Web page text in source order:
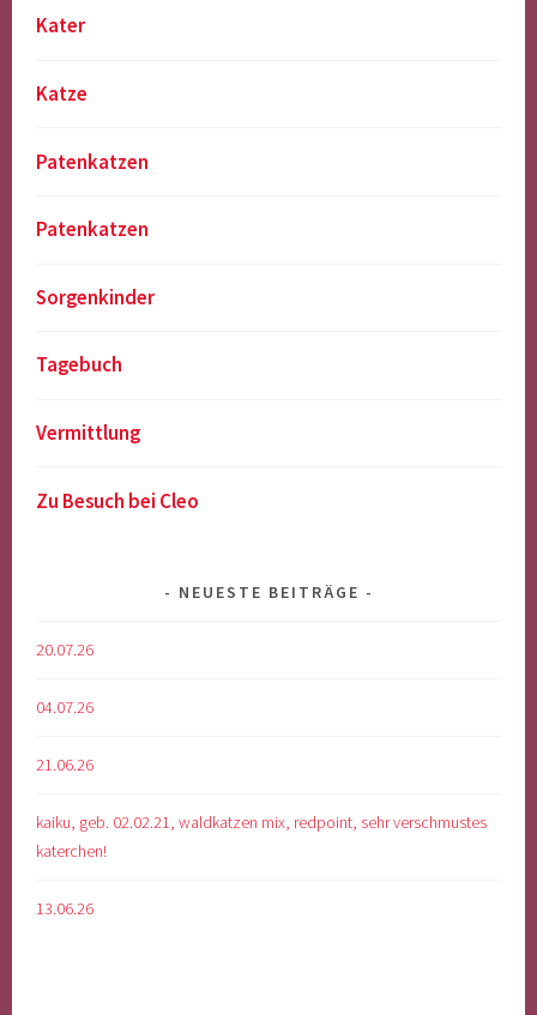
Kater
Katze
Patenkatzen
Patenkatzen
Sorgenkinder
Tagebuch
Vermittlung
Zu Besuch bei Cleo
NEUESTE BEITRÄGE
20.07.26
04.07.26
21.06.26
kaiku, geb. 02.02.21, waldkatzen mix, redpoint, sehr verschmustes
katerchen!
13.06.26